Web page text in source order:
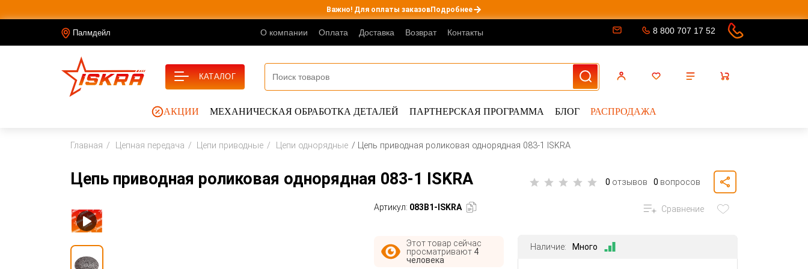
Важно! Для оплаты заказовПодробнее
Палмдейл О компании Оплата Доставка Возврат Контакты 8 800 707 17 52
АКЦИИ МЕХАНИЧЕСКАЯ ОБРАБОТКА ДЕТАЛЕЙ ПАРТНЕРСКАЯ ПРОГРАММА БЛОГ РАСПРОДАЖА
КАТАЛОГ
Главная Цепная передача Цепи приводные Цепи однорядные Цепь приводная роликовая однорядная 083-1 ISKRA
Цепь приводная роликовая однорядная 083-1 ISKRA 0 отзывов 0 вопросов
Артикул: 083B1-ISKRA
Этот товар сейчас
просматривают 4
человека
Сравнение
Наличие: Много